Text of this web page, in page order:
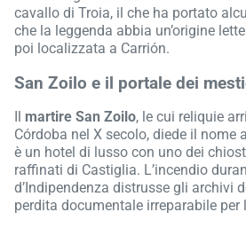
cavallo di Troia, il che ha portato
che la leggenda abbia un’origine
poi localizzata a Carrión.
San Zoilo e il portale dei
martire San Zoilo, le cui reliquie
Córdoba nel X secolo, diede il nome
è un hotel di lusso con uno dei
raffinati di Castiglia. L’incendio
d’Indipendenza distrusse gli archivi
perdita documentale irreparabile